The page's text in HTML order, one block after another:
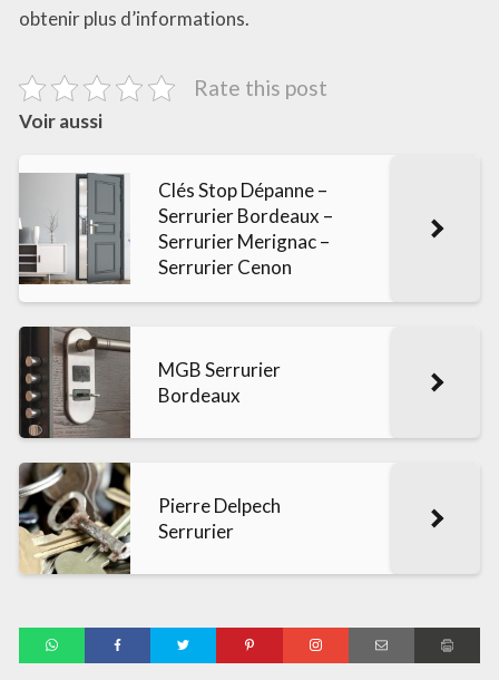
obtenir plus d’informations.
Rate this post
Voir aussi
Clés Stop Dépanne –
Serrurier Bordeaux –
Serrurier Merignac –
Serrurier Cenon
MGB Serrurier
Bordeaux
Pierre Delpech
Serrurier